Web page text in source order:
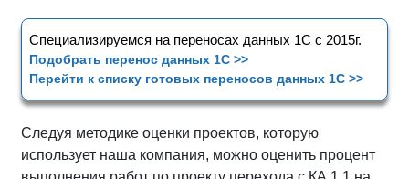
Специализируемся на переносах данных 1С с 2015г.
Подобрать перенос данных 1С >>
Перейти к списку готовых переносов данных 1С >>
Следуя методике оценки проектов, которую
использует наша компания, можно оценить процент